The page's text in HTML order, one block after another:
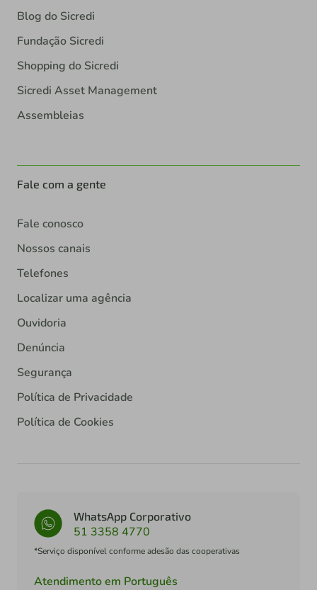
Blog do Sicredi
Fundação Sicredi
Shopping do Sicredi
Sicredi Asset Management
Assembleias
Fale com a gente
Fale conosco
Nossos canais
Telefones
Localizar uma agência
Ouvidoria
Denúncia
Segurança
Política de Privacidade
Política de Cookies
WhatsApp Corporativo
51 3358 4770
*Serviço disponível conforme adesão das cooperativas
Atendimento em Português